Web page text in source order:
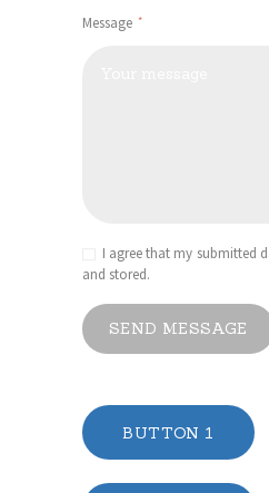
Message
I agree that my submitted
and stored.
SEND MESSAGE
BUTTON 1